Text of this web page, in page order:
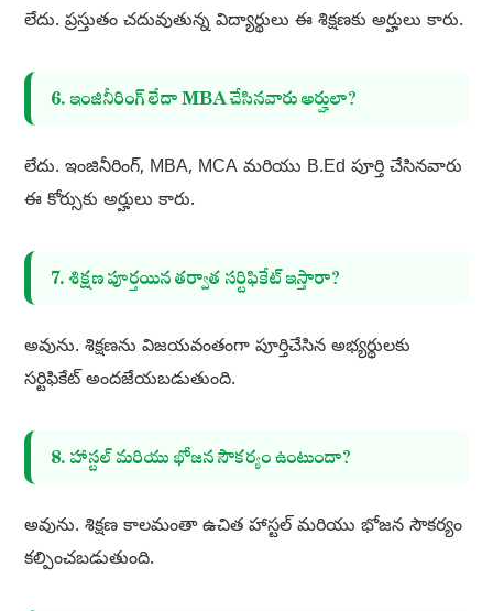
లేదు. ప్రస్తుతం చదువుతున్న విద్యార్థులు ఈ శిక్షణకు అర్హులు కారు.
6. ఇంజినీరింగ్ లేదా MBA చేసినవారు అర్హులా?
లేదు. ఇంజినీరింగ్, MBA, MCA మరియు B.Ed పూర్తి చేసినవారు
ఈ కోర్సుకు అర్హులు కారు.
7. శిక్షణ పూర్తయిన తర్వాత సర్టిఫికేట్ ఇస్తారా?
అవును. శిక్షణను విజయవంతంగా పూర్తిచేసిన అభ్యర్థులకు
సర్టిఫికేట్ అందజేయబడుతుంది.
8. హాస్టల్ మరియు భోజన సౌకర్యం ఉంటుందా?
అవును. శిక్షణ కాలమంతా ఉచిత హాస్టల్ మరియు భోజన సౌకర్యం
కల్పించబడుతుంది.